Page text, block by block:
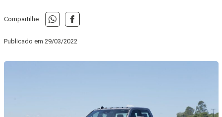
Compartilhe:
Publicado em 29/03/2022